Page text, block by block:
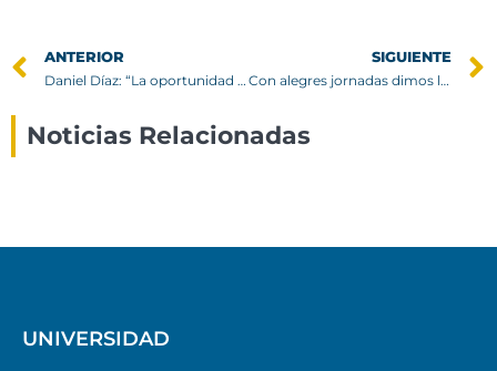
ANTERIOR
Daniel Díaz: “La oportunidad de realizar mi práctica en Alemania surgió por un contacto de la carrera”
SIGUIENTE
Con alegres jornadas dimos la bienvenida a nuestros nuevos alumnos 2023
Noticias Relacionadas
UNIVERSIDAD